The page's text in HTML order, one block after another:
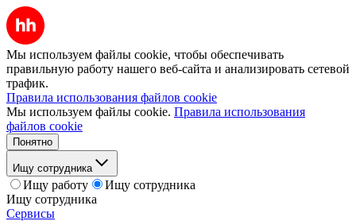
Мы используем файлы cookie, чтобы обеспечивать
правильную работу нашего веб-сайта и анализировать сетевой
трафик.
Правила использования файлов cookie
Мы используем файлы cookie. Правила использования
файлов cookie
Понятно
Ищу сотрудника
Ищу работу
Ищу сотрудника
Ищу сотрудника
Сервисы